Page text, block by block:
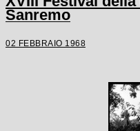
Sanremo
02 FEBBRAIO 1968